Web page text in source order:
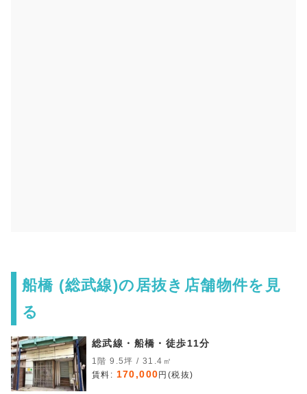
船橋 (総武線)の居抜き店舗物件を見
る
総武線・船橋・徒歩11分
1階 9.5坪 / 31.4㎡
賃料: 170,000 円(税抜)